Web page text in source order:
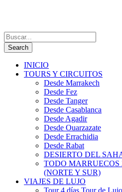
INICIO
TOURS Y CIRCUITOS
Desde Marrakech
Desde Fez
Desde Tanger
Desde Casablanca
Desde Agadir
Desde Ouarzazate
Desde Errachidia
Desde Rabat
DESIERTO DEL
TODO MARRUECOS
(NORTE Y SUR)
VIAJES DE LUJO
Tour 4 días Tour de